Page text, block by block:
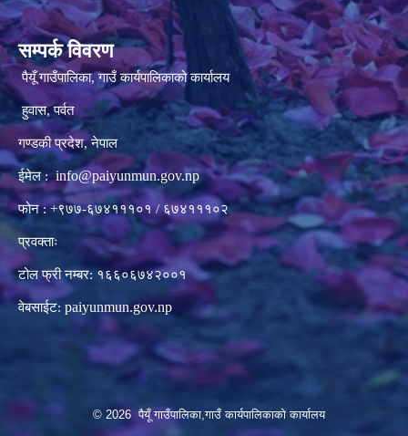
सम्पर्क विवरण
पैयूँ गाउँपालिका, गाउँ कार्यपालिकाको कार्यालय
हुवास, पर्वत
गण्डकी प्रदेश, नेपाल
ईमेल : info@paiyunmun.gov.np
फोन : +९७७-६७४१११०१ / ६७४१११०२
प्रवक्ताः
टोल फ्री नम्बर: १६६०६७४२००१
वेबसाईट: paiyunmun.gov.np
© 2026 पैयूँ गाउँपालिका,गाउँ कार्यपालिकाको कार्यालय